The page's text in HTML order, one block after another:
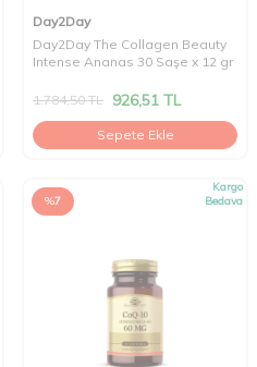
Day2Day
Day2Day The Collagen Beauty
Intense Ananas 30 Saşe x 12 gr
1.784,50TL 926,51 TL
Sepete Ekle
%7
Kargo
Bedava